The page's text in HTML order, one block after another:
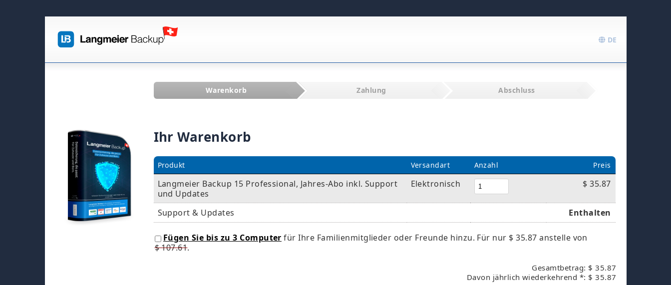
DE
Warenkorb Zahlung Abschluss
Ihr Warenkorb
Produkt Versandart Anzahl Preis
Langmeier Backup 15 Professional, Jahres-Abo inkl. Support
und Updates
Elektronisch $ 35.87
Support & Updates Enthalten
Fügen Sie bis zu 3 Computer für Ihre Familienmitglieder oder Freunde hinzu. Für nur $ 35.87 anstelle von
$ 107.61.
Gesamtbetrag: $ 35.87
Davon jährlich wiederkehrend *: $ 35.87